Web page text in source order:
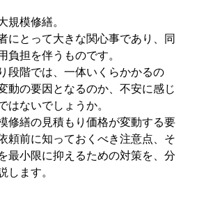
規模修繕。
にとって大きな関心事であり、同
負担を伴うものです。
段階では、一体いくらかかるの
動の要因となるのか、不安に感じ
はないでしょうか。
修繕の見積もり価格が変動する要
頼前に知っておくべき注意点、そ
最小限に抑えるための対策を、分
します。